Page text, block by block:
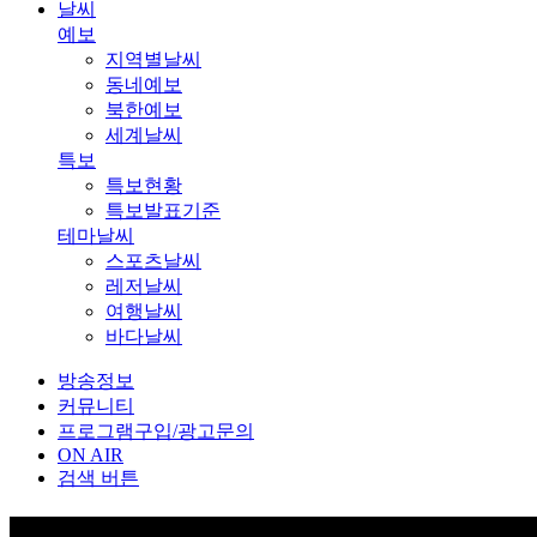
날씨
예보
지역별날씨
동네예보
북한예보
세계날씨
특보
특보현황
특보발표기준
테마날씨
스포츠날씨
레저날씨
여행날씨
바다날씨
방송정보
커뮤니티
프로그램구입/광고문의
ON AIR
검색 버튼